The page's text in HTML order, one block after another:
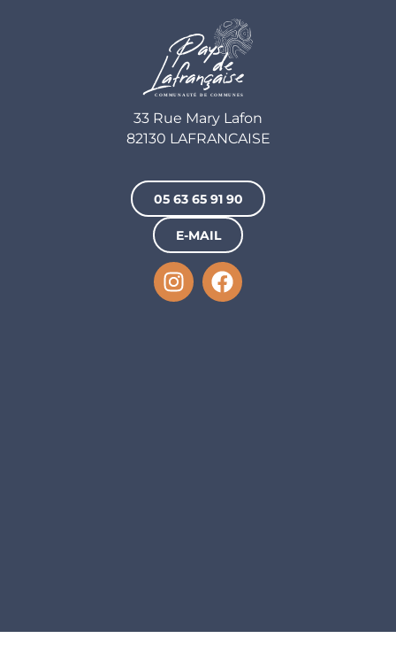
33 Rue Mary Lafon
82130 LAFRANCAISE
05 63 65 91 90
E-MAIL